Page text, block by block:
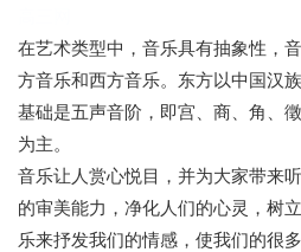
在艺术类型中，音乐具有抽象性，
方音乐和西方音乐。东方以中国汉
基础是五声音阶，即宫、商、角、
为主。
音乐让人赏心悦目，并为大家带来
的审美能力，净化人们的心灵，树
乐来抒发我们的情感，使我们的很